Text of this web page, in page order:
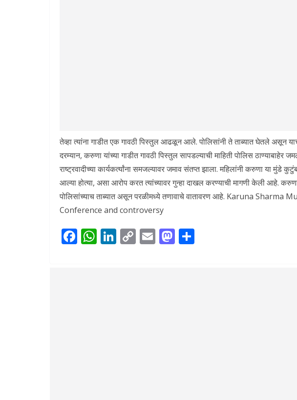
तेव्हा त्यांना गाडीत एक गावठी पिस्तुल आढळून आले. पोलिसांनी ते ताब्यात घेतले असून
दरम्यान, करुणा यांच्या गाडीत गावठी पिस्तुल सापडल्याची माहिती पोलिस ठाण्याबाहेर
राष्ट्रवादीच्या कार्यकर्त्यांना समजल्यावर जमाव संतप्त झाला. महिलांनी करुणा या मुंडे
आल्या होत्या, असा आरोप करत त्यांच्यावर गुन्हा दाखल करण्याची मागणी केली आहे.
पोलिसांच्याच ताब्यात असून परळीमध्ये तणावाचे वातावरण आहे. Karuna Sharma
Conference and controversy
F W Li C E M